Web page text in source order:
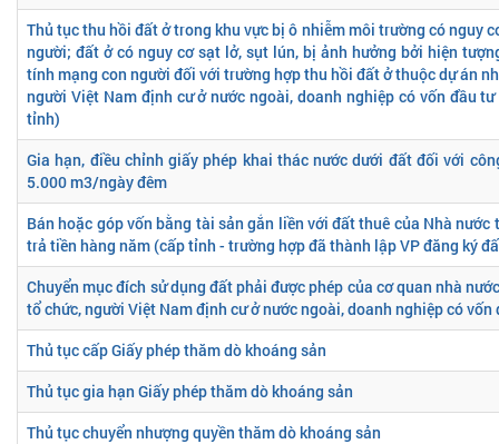
Thủ tục thu hồi đất ở trong khu vực bị ô nhiễm môi trường có nguy
người; đất ở có nguy cơ sạt lở, sụt lún, bị ảnh hưởng bởi hiện
tính mạng con người đối với trường hợp thu hồi đất ở thuộc dự án
người Việt Nam định cư ở nước ngoài, doanh nghiệp có vốn đầu
tỉnh)
Gia hạn, điều chỉnh giấy phép khai thác nước dưới đất đối với
5.000 m3/ngày đêm
Bán hoặc góp vốn bằng tài sản gắn liền với đất thuê của Nhà
trả tiền hàng năm (cấp tỉnh - trường hợp đã thành lập VP đăng ký
Chuyển mục đích sử dụng đất phải được phép của cơ quan nhà
tổ chức, người Việt Nam định cư ở nước ngoài, doanh nghiệp có
Thủ tục cấp Giấy phép thăm dò khoáng sản
Thủ tục gia hạn Giấy phép thăm dò khoáng sản
Thủ tục chuyển nhượng quyền thăm dò khoáng sản